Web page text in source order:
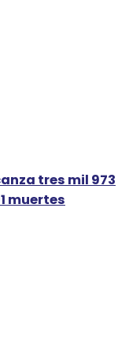
tres mil 973
muertes